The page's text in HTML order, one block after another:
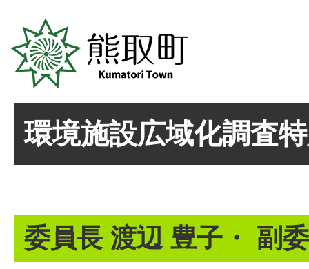
環境施設広域化調査
委員長 渡辺 豊子・ 副